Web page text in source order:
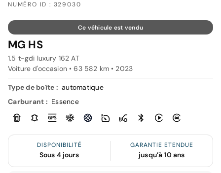
NUMÉRO ID : 329030
Ce véhicule est vendu
MG HS
1.5 t-gdi luxury 162 AT
Voiture d'occasion • 63 582 km • 2023
Type de boîte : automatique
Carburant : Essence
DISPONIBILITÉ
Sous 4 jours
GARANTIE ETENDUE
jusqu’à 10 ans